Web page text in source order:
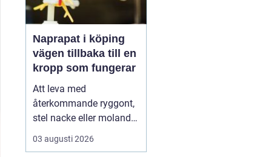
Naprapat i köping
vägen tillbaka till en
kropp som fungerar
Att leva med
återkommande ryggont,
stel nacke eller molande
värk i axlar och höfter
sliter på både ork och
03 augusti 2026